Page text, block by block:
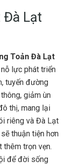
Đà Lạt
Toản Đà Lạt
lực phát triển
tuyến đường
giảm ùn
thị, mang lại
riêng và Đà Lạt
thuận tiện hơn
thêm trọn vẹn.
để đời sống